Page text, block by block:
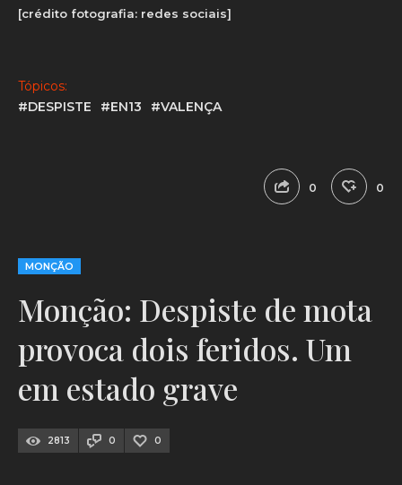
[crédito fotografia: redes sociais]
Tópicos:
#DESPISTE
#EN13 #VALENÇA
0 0
MONÇÃO
Monção: Despiste de mota
provoca dois feridos. Um
em estado grave
2813 0 0